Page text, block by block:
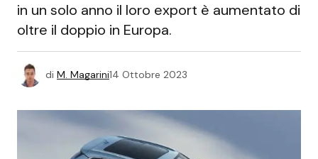
in un solo anno il loro export è aumentato di
oltre il doppio in Europa.
di M. Magarini14 Ottobre 2023